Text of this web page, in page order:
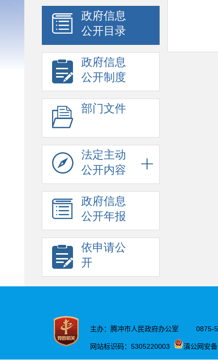
政府信息
公开目录
政府信息
公开制度
部门文件
法定主动
公开内容
政府信息
公开年报
依申请公
开